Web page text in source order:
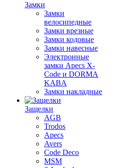
Замки
Замки
велосипедные
Замки врезные
Замки кодовые
Замки навесные
Электронные
замки Apecs X-
Code и DORMA
KABA
Замки накладные
Защелки
AGB
Trodos
Apecs
Avers
Code Deco
MSM